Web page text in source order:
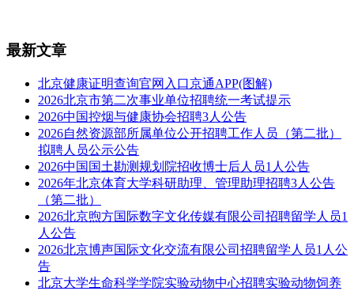
最新文章
北京健康证明查询官网入口京通APP(图解)
2026北京市第二次事业单位招聘统一考试提示
2026中国控烟与健康协会招聘3人公告
2026自然资源部所属单位公开招聘工作人员（第二批）
拟聘人员公示公告
2026中国国土勘测规划院招收博士后人员1人公告
2026年北京体育大学科研助理、管理助理招聘3人公告
（第二批）
2026北京煦方国际数字文化传媒有限公司招聘留学人员1
人公告
2026北京博声国际文化交流有限公司招聘留学人员1人公
告
北京大学生命科学学院实验动物中心招聘实验动物饲养